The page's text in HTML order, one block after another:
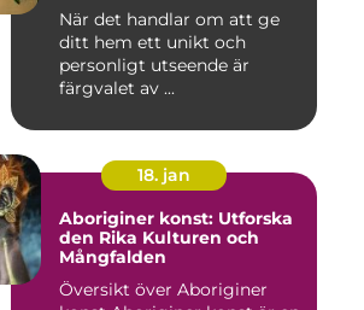
När det handlar om att ge
ditt hem ett unikt och
personligt utseende är
färgvalet av ...
18. jan
Aboriginer konst: Utforska
den Rika Kulturen och
Mångfalden
Översikt över Aboriginer